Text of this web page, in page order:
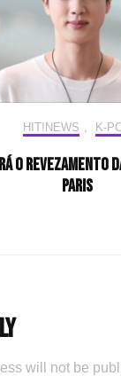
HIT!NEWS K-
o revezamento
Paris
will not be